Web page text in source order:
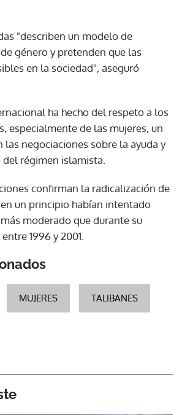
"describen un modelo de
género y pretenden que las
en la sociedad", aseguró
ha hecho del respeto a los
especialmente de las mujeres, un
las negociaciones sobre la ayuda y
régimen islamista.
confirman la radicalización de
un principio habían intentado
moderado que durante su
1996 y 2001.
MUJERES TALIBANES